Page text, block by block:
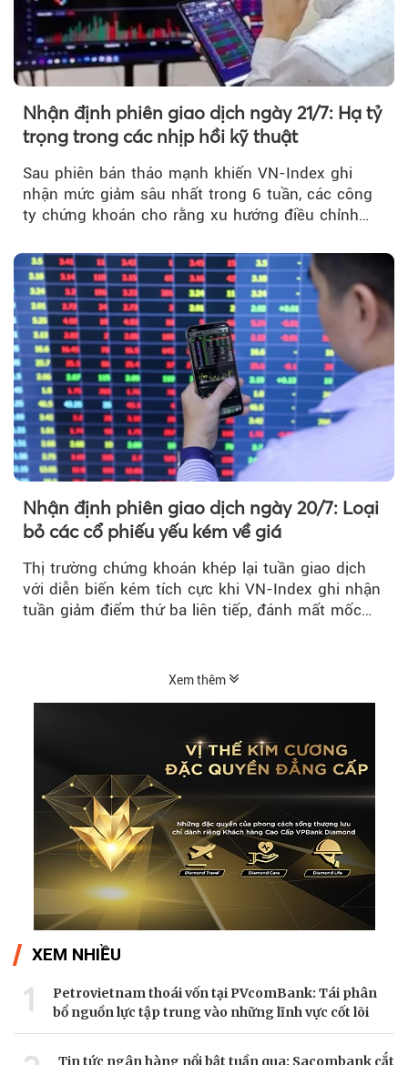
Nhận định phiên giao dịch ngày 21/7: Hạ tỷ
trọng trong các nhịp hồi kỹ thuật
Sau phiên bán tháo mạnh khiến VN-Index ghi
nhận mức giảm sâu nhất trong 6 tuần, các công
ty chứng khoán cho rằng xu hướng điều chỉnh
Nhận định phiên giao dịch ngày 20/7: Loại
bỏ các cổ phiếu yếu kém về giá
Thị trường chứng khoán khép lại tuần giao dịch
với diễn biến kém tích cực khi VN-Index ghi nhận
tuần giảm điểm thứ ba liên tiếp, đánh mất mốc
Xem thêm
XEM NHIỀU
1
Petrovietnam thoái vốn tại PVcomBank: Tái phân
bổ nguồn lực tập trung vào những lĩnh vực cốt lõi
Tin tức ngân hàng nổi bật tuần qua: Sacombank cắt